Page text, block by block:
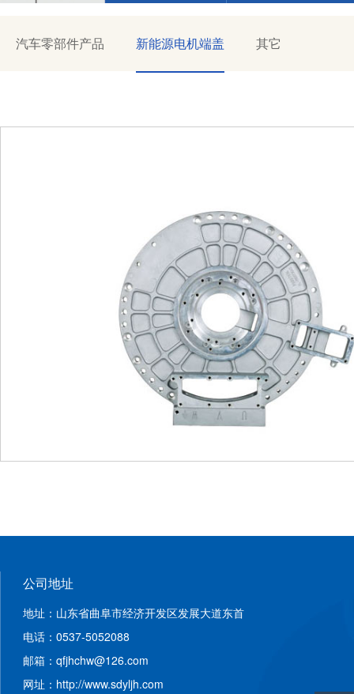
汽车零部件产品 新能源电机端盖 其它
公司地址
地址：山东省曲阜市经济开发区发展大道东首
电话：0537-5052088
邮箱：qfjhchw@126.com
网址：http://www.sdyljh.com